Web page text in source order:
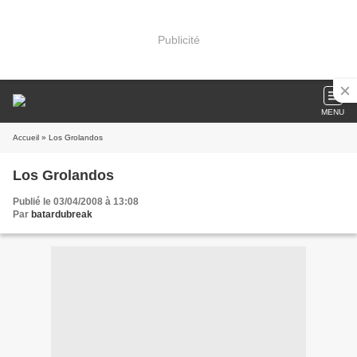
Publicité
MENU
Accueil » Los Grolandos
Los Grolandos
Publié le 03/04/2008 à 13:08
Par batardubreak